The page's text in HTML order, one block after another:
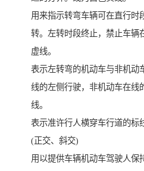
用来指示转弯车辆可在直行时
转。左转时段终止，禁止车辆
虚线。
表示左转弯的机动车与非机动
线的左侧行驶，非机动车在线
线。
表示准许行人横穿车行道的标
(正交、斜交)
用以提供车辆机动车驾驶人保